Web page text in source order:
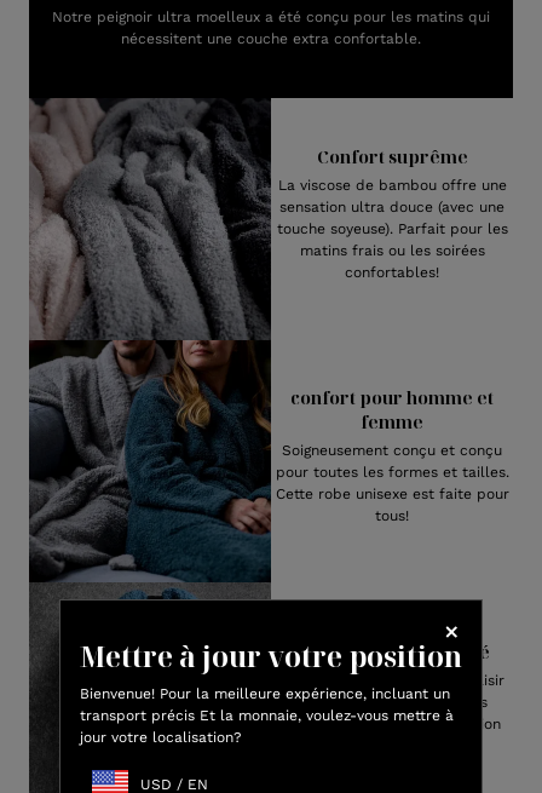
Mettre à jour votre position
Bienvenue! Pour la meilleure expérience, incluant un
transport précis Et la monnaie, voulez-vous mettre à
jour votre localisation?
USD / EN
Notre peignoir ultra moelleux a été conçu pour les matins qui
nécessitent une couche extra confortable.
Confort suprême
La viscose de bambou offre une
sensation ultra douce (avec une
touche soyeuse). Parfait pour les
matins frais ou les soirées
confortables!
confort pour homme et
femme
Soigneusement conçu et conçu
pour toutes les formes et tailles.
Cette robe unisexe est faite pour
tous!
Parfaitement emballé
Que ce soit pour se faire plaisir
ou pour offrir, nos produits
bénéficient d’une présentation